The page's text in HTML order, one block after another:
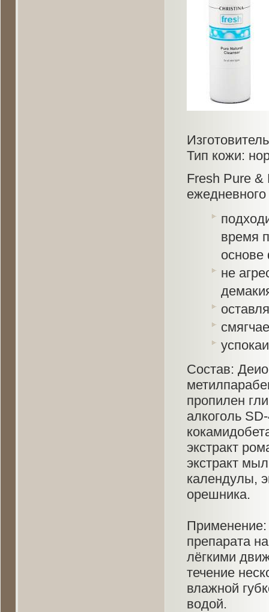
Тип кожи:
Fresh Pure &
время
основе
не
Состав:
пропилен
алкоголь
экстракт
экстракт
календулы,
орешника.
Применение:
препарата
лёгкими
течение
влажной
водой.